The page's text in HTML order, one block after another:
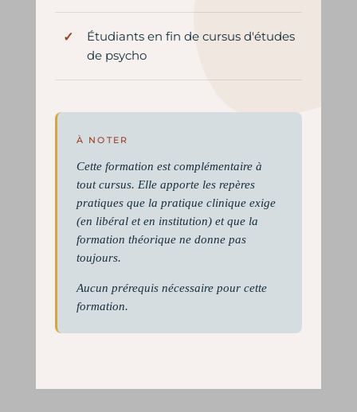
Étudiants en fin de cursus d'études
de psycho
À NOTER
Cette formation est complémentaire à
tout cursus. Elle apporte les repères
pratiques que la pratique clinique exige
(en libéral et en institution) et que la
formation théorique ne donne pas
toujours.
Aucun prérequis nécessaire pour cette
formation.